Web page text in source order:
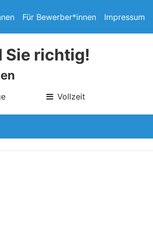
Für Bewerber*innen Impressum
Sie richtig!
Vollzeit